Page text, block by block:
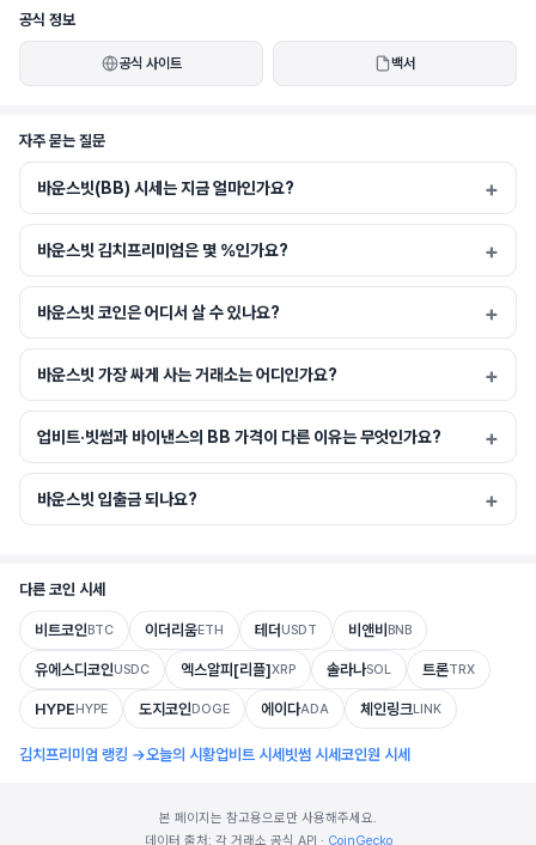
공식 정보
공식 사이트 백서
자주 묻는 질문
바운스빗(BB) 시세는 지금 얼마인가요?
바운스빗 김치프리미엄은 몇 %인가요?
바운스빗 코인은 어디서 살 수 있나요?
바운스빗 가장 싸게 사는 거래소는 어디인가요?
업비트·빗썸과 바이낸스의 BB 가격이 다른 이유는 무엇인가요?
바운스빗 입출금 되나요?
다른 코인 시세
비트코인BTC 이더리움ETH 테더USDT 비앤비 BNB
유에스디코인USDC 엑스알피[리플]XRP 솔라나SOL 트론TRX
HYPEHYPE 도지코인DOGE 에이다ADA 체인링크LINK
김치프리미엄 랭킹 →오늘의 시황업비트 시세 빗썸 시세 코인원 시세
본 페이지는 참고용으로만 사용해주세요.
데이터 출처: 각 거래소 공식 API · CoinGecko